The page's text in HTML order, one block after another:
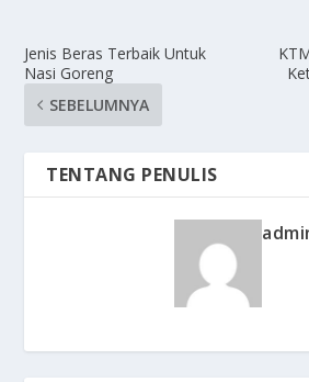
Jenis Beras Terbaik Untuk
Nasi Goreng
SEBELUMNYA
TENTANG PENULIS